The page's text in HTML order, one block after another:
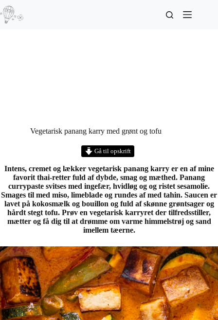
Vegetarisk panang karry med grønt og tofu
Gå til opskrift
Intens, cremet og lækker vegetarisk panang karry er en af mine
favorit thai-retter fuld af dybde, smag og mæthed. Panang
currypaste svitses med ingefær, hvidløg og og ristet sesamolie.
Smages til med miso, limeblade og rundes af med tahin. Saucen er
lavet på kokosmælk og bouillon og fuld af skønne grøntsager og
hårdt stegt tofu. Prøv en vegetarisk karryret der tilfredsstiller,
mætter og få dig til at drømme om varme himmelstrøj og sand
imellem tæerne.